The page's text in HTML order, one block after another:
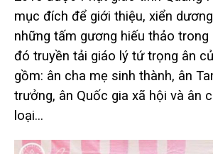
mục đích để giới thiệu, xiển
những tấm gương hiếu thảo trong
đó truyền tải giáo lý tứ trọng ân
gồm: ân cha mẹ sinh thành, ân
trưởng, ân Quốc gia xã hội và ân
loại…